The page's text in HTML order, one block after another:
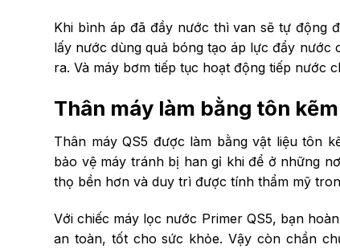
Khi bình áp đã đầy nước thì van sẽ tự động
lấy nước dùng quả bóng tạo áp lực đẩy
ra. Và máy bơm tiếp tục hoạt động tiếp nước
Thân máy làm bằng tôn
Thân máy QS5 được làm bằng vật liệu tôn
bảo vệ máy tránh bị han gỉ khi để ở những
thọ bền hơn và duy trì được tính thẩm mỹ
Với chiếc máy lọc nước Primer QS5, bạn
an toàn, tốt cho sức khỏe. Vậy còn chần